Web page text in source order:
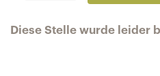
Diese Stelle wurde leider